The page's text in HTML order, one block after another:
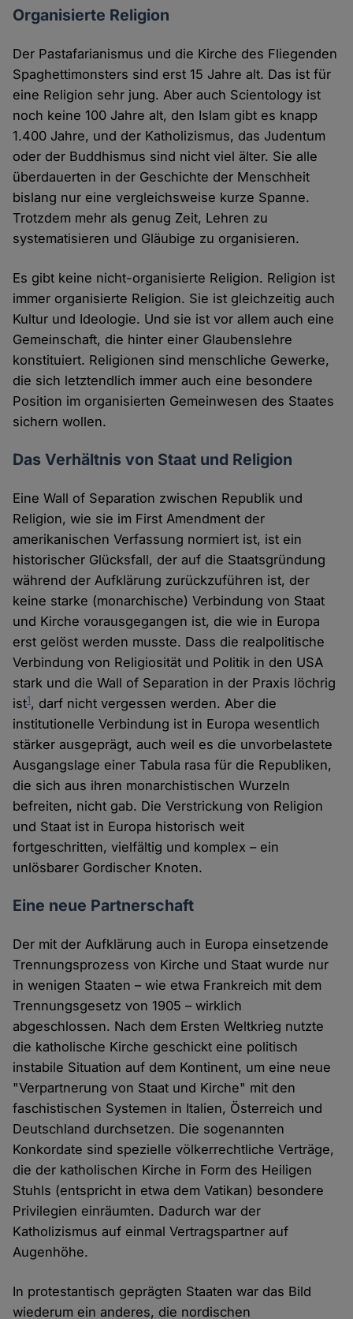
Organisierte Religion
Der Pastafarianismus und die Kirche des Fliegenden
Spaghettimonsters sind erst 15 Jahre alt. Das ist für
eine Religion sehr jung. Aber auch Scientology ist
noch keine 100 Jahre alt, den Islam gibt es knapp
1.400 Jahre, und der Katholizismus, das Judentum
oder der Buddhismus sind nicht viel älter. Sie alle
überdauerten in der Geschichte der Menschheit
bislang nur eine vergleichsweise kurze Spanne.
Trotzdem mehr als genug Zeit, Lehren zu
systematisieren und Gläubige zu organisieren.
Es gibt keine nicht-organisierte Religion. Religion ist
immer organisierte Religion. Sie ist gleichzeitig auch
Kultur und Ideologie. Und sie ist vor allem auch eine
Gemeinschaft, die hinter einer Glaubenslehre
konstituiert. Religionen sind menschliche Gewerke,
die sich letztendlich immer auch eine besondere
Position im organisierten Gemeinwesen des Staates
sichern wollen.
Das Verhältnis von Staat und Religion
Eine Wall of Separation zwischen Republik und
Religion, wie sie im First Amendment der
amerikanischen Verfassung normiert ist, ist ein
historischer Glücksfall, der auf die Staatsgründung
während der Aufklärung zurückzuführen ist, der
keine starke (monarchische) Verbindung von Staat
und Kirche vorausgegangen ist, die wie in Europa
erst gelöst werden musste. Dass die realpolitische
Verbindung von Religiosität und Politik in den USA
stark und die Wall of Separation in der Praxis löchrig
ist1, darf nicht vergessen werden. Aber die
institutionelle Verbindung ist in Europa wesentlich
stärker ausgeprägt, auch weil es die unvorbelastete
Ausgangslage einer Tabula rasa für die Republiken,
die sich aus ihren monarchistischen Wurzeln
befreiten, nicht gab. Die Verstrickung von Religion
und Staat ist in Europa historisch weit
fortgeschritten, vielfältig und komplex – ein
unlösbarer Gordischer Knoten.
Eine neue Partnerschaft
Der mit der Aufklärung auch in Europa einsetzende
Trennungsprozess von Kirche und Staat wurde nur
in wenigen Staaten – wie etwa Frankreich mit dem
Trennungsgesetz von 1905 – wirklich
abgeschlossen. Nach dem Ersten Weltkrieg nutzte
die katholische Kirche geschickt eine politisch
instabile Situation auf dem Kontinent, um eine neue
"Verpartnerung von Staat und Kirche" mit den
faschistischen Systemen in Italien, Österreich und
Deutschland durchsetzen. Die sogenannten
Konkordate sind spezielle völkerrechtliche Verträge,
die der katholischen Kirche in Form des Heiligen
Stuhls (entspricht in etwa dem Vatikan) besondere
Privilegien einräumten. Dadurch war der
Katholizismus auf einmal Vertragspartner auf
Augenhöhe.
In protestantisch geprägten Staaten war das Bild
wiederum ein anderes, die nordischen